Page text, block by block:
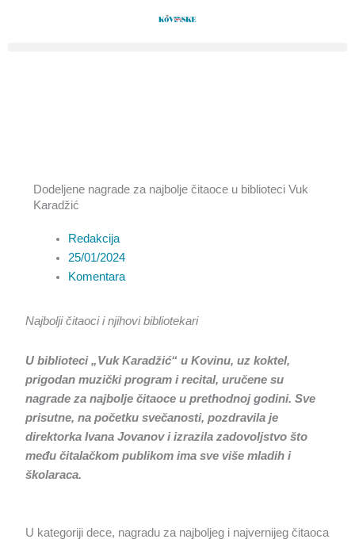
Dodeljene nagrade za najbolje čitaoce u biblioteci Vuk
Karadžić
Redakcija
25/01/2024
Komentara
Najbolji čitaoci i njihovi bibliotekari
U biblioteci „Vuk Karadžić“ u Kovinu, uz koktel,
prigodan muzički program i recital, uručene su
nagrade za najbolje čitaoce u prethodnoj godini. Sve
prisutne, na početku svečanosti, pozdravila je
direktorka Ivana Jovanov i izrazila zadovoljstvo što
među čitalačkom publikom ima sve više mladih i
školaraca.
U kategoriji dece, nagradu za najboljeg i najvernijeg čitaoca